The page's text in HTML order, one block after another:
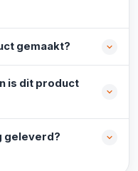
gemaakt?
is dit product
geleverd?